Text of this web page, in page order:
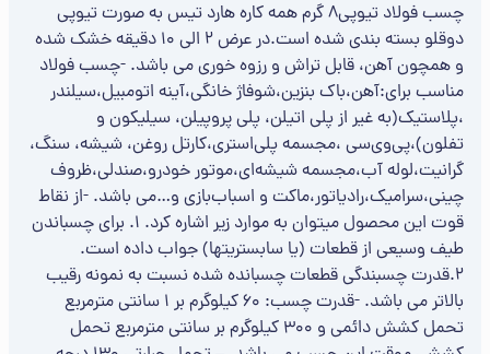
چسب فولاد تیوپی8 گرم همه کاره هارد تیس به صورت تیوپی
دوقلو بسته بندی شده است.در عرض ۲ الی ۱۰ دقیقه خشک شده
و همچون آهن، قابل تراش و رزوه خوری می باشد. -چسب فولاد
مناسب برای:آهن،باک بنزین،شوفاژ خانگی،آینه اتومبیل،سیلندر
،پلاستیک(به غیر از پلی اتیلن، پلی پروپیلن، سیلیکون و
تفلون)،پی‌وی‌سی ،مجسمه پلی‌استری،کارتل روغن، شیشه، سنگ،
گرانیت،لوله آب،مجسمه شیشه‌ای،موتور خودرو،صندلی،ظروف
چینی،سرامیک،رادیاتور،ماکت و اسباب‌بازی و…می باشد. -از نقاط
قوت این محصول میتوان به موارد زیر اشاره کرد. ۱. برای چسباندن
طیف وسیعی از قطعات (یا سابستریتها) جواب داده است.
۲.قدرت چسبندگی قطعات چسبانده شده نسبت به نمونه رقیب
بالاتر می باشد. -قدرت چسب: ۶۰ کیلوگرم بر ۱ سانتی مترمربع
تحمل کشش دائمی و ۳۰۰ کیلوگرم بر سانتی مترمربع تحمل